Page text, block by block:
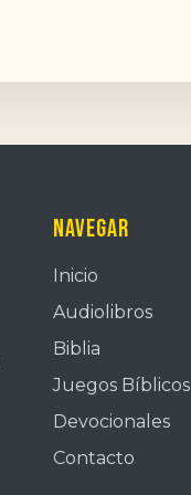
Navegar
Inicio
Audiolibros
Biblia
Juegos Bíblicos
Devocionales
Contacto